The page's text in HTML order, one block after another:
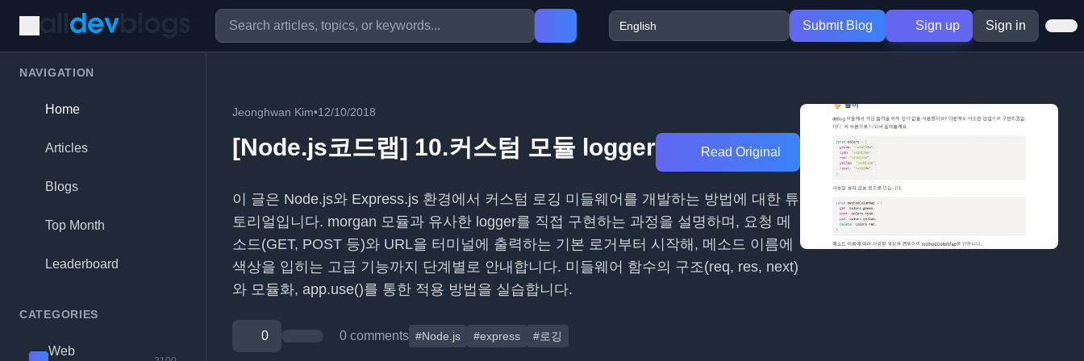
Submit Blog Sign up Sign in
NAVIGATION
Home
Articles
Blogs
Top Month
Leaderboard
CATEGORIES
Web
Jeonghwan Kim•12/10/2018
[Node.js코드랩] 10.커스텀 모듈 logger Read Original
이 글은 Node.js와 Express.js 환경에서 커스텀 로깅 미들웨어를 개발하는 방법에 대한 튜
토리얼입니다. morgan 모듈과 유사한 logger를 직접 구현하는 과정을 설명하며, 요청 메
소드(GET, POST 등)와 URL을 터미널에 출력하는 기본 로거부터 시작해, 메소드 이름에
색상을 입히는 고급 기능까지 단계별로 안내합니다. 미들웨어 함수의 구조(req, res, next)
와 모듈화, app.use()를 통한 적용 방법을 실습합니다.
0 0 comments #Node.js #express #로깅